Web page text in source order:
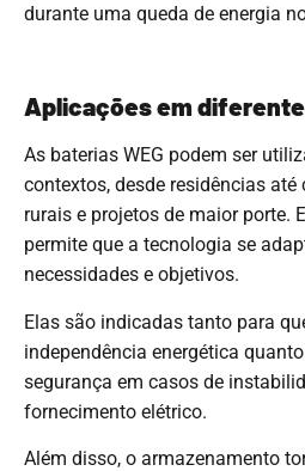
durante uma queda de energia
Aplicações em
As baterias WEG podem ser
contextos, desde residências
rurais e projetos de maior porte.
permite que a tecnologia se
necessidades e objetivos.
Elas são indicadas tanto para
independência energética
segurança em casos de
fornecimento elétrico.
Além disso, o armazenamento